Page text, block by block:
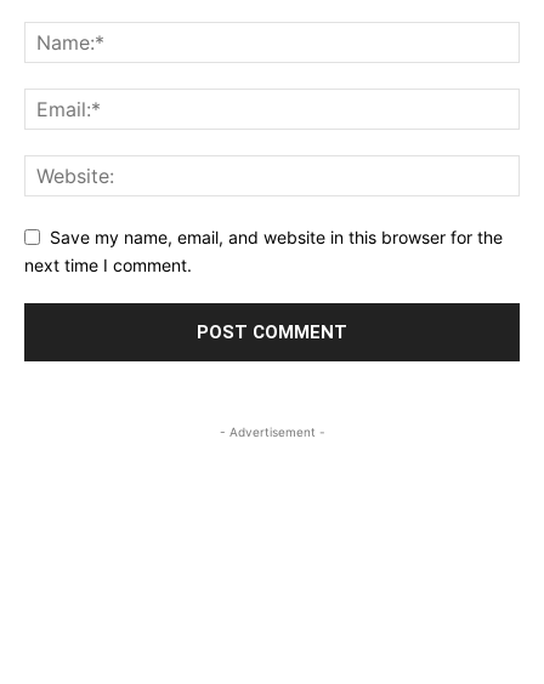
Save my name, email, and website in this browser for the
next time I comment.
- Advertisement -